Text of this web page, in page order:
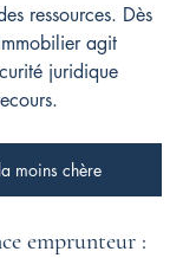
ressources. Dès
agit
juridique
moins chère
emprunteur :